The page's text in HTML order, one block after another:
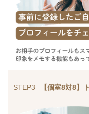
STEP3 【個室8対8】